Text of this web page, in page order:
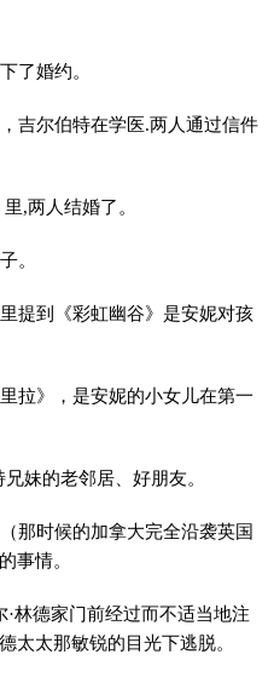
了婚约。
吉尔伯特在学医.两人通过信件
,两人结婚了。
。
提到《彩虹幽谷》是安妮对孩
拉》，是安妮的小女儿在第一
妹的老邻居、好朋友。
那时候的加拿大完全沿袭英国
事情。
林德家门前经过而不适当地注
太太那敏锐的目光下逃脱。